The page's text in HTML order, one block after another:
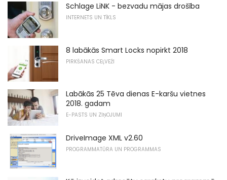
Schlage LiNK - bezvadu mājas drošība
INTERNETS UN TĪKLS
8 labākās Smart Locks nopirkt 2018
PIRKŠANAS CEĻVEŽI
Labākās 25 Tēva dienas E-karšu vietnes
2018. gadam
E-PASTS UN ZIŅOJUMI
DriveImage XML v2.60
PROGRAMMATŪRA UN PROGRAMMAS